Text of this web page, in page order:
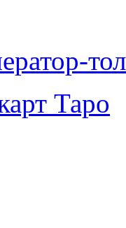
Таро